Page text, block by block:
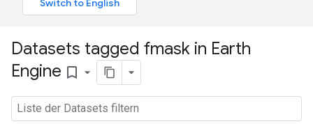
Datasets tagged fmask in Earth
Engine bookmark_border